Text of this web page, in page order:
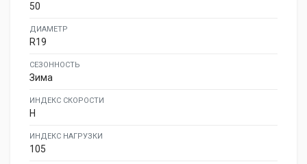
50
ДИАМЕТР
R19
СЕЗОННОСТЬ
Зима
ИНДЕКС СКОРОСТИ
H
ИНДЕКС НАГРУЗКИ
105